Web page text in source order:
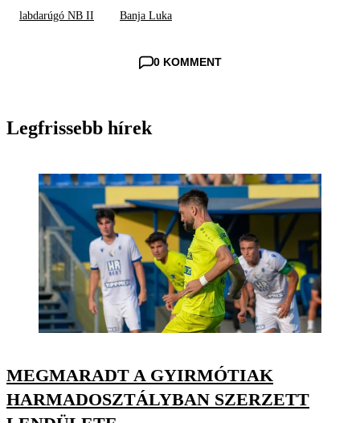
labdarúgó NB II Banja Luka
0 KOMMENT
Legfrissebb hírek
MEGMARADT A GYIRMÓTIAK
HARMADOSZTÁLYBAN SZERZETT